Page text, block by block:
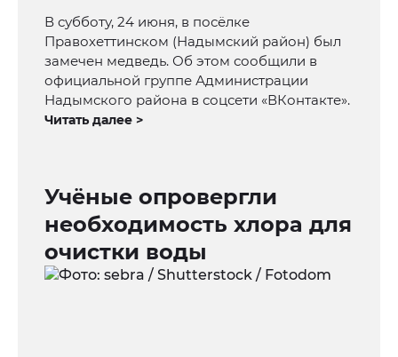
В субботу, 24 июня, в посёлке
Правохеттинском (Надымский район) был
замечен медведь. Об этом сообщили в
официальной группе Администрации
Надымского района в соцсети «ВКонтакте».
Читать далее >
Учёные опровергли
необходимость хлора для
очистки воды